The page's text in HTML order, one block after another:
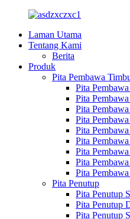
Laman Utama
Tentang Kami
Berita
Produk
Pita Pembawa
Pita
Pita
Pita
Pita
Pita
Pita
Pita
Pita
Pita
Pita Penutup
Pita Penutup
Pita Penutup
Pita Penutup